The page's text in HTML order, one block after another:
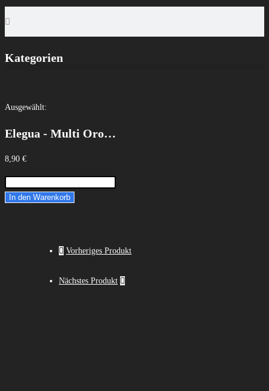
Kategorien
Ausgewählt:
Elegua - Multi Oro…
8,90 €
In den Warenkorb
Vorheriges Produkt
Nächstes Produkt